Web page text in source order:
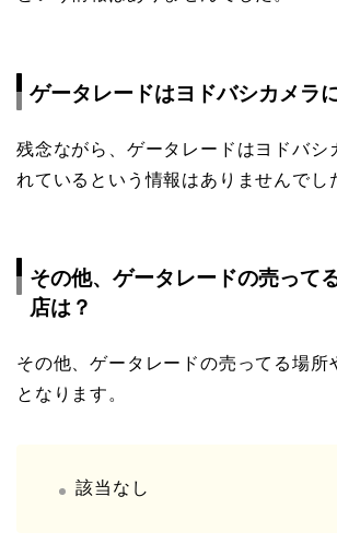
ゲータレードはヨドバシカメラ
残念ながら、ゲータレードはヨドバシ
れているという情報はありませんでし
その他、ゲータレードの売って
店は？
その他、ゲータレードの売ってる場所
となります。
該当なし